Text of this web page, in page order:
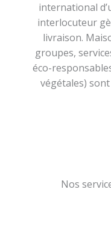
international
interlocuteur
livraison.
groupes,
éco-
végétales)
Nos